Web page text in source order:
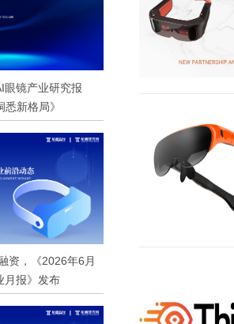
眼镜产业研究报
新格局》
资，《2026年6月
月报》发布